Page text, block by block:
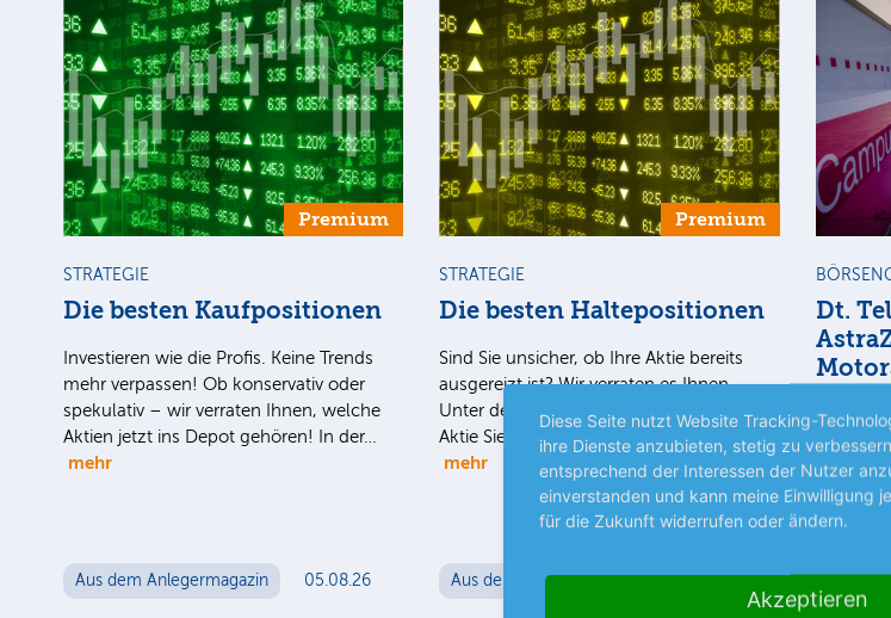
Premium
STRATEGIE
Die besten Kaufpositionen
Investieren wie die Profis. Keine Trends
mehr verpassen! Ob konservativ oder
spekulativ – wir verraten Ihnen, welche
Aktien jetzt ins Depot gehören! In der…
mehr
Aus dem Anlegermagazin 05.08.26
Premium
STRATEGIE
Die besten Haltepositionen
Sind Sie unsicher, ob Ihre Aktie bereits
ausgereizt ist? Wir verraten es Ihnen.
Unter der Halteposition lesen Sie, welche
Aktie Sie noch länger im Depot liegen…
mehr
Aus dem Anlegermagazin 05.08.26
Dt.
Dt.
für eine
Aus
Diese Seite nutzt Website Tracking-
ihre Dienste anzubieten, stetig zu
entsprechend der Interessen der Nutzer
einverstanden und kann meine Einwilligung
für die Zukunft widerrufen oder ändern.
Akzeptieren